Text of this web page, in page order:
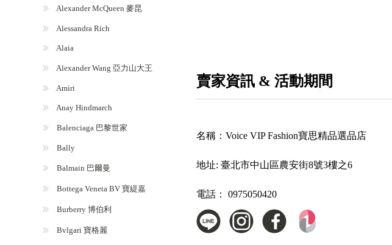
賣家資訊 & 活動期間
名稱： Voice VIP Fashion寶思精品選品店
地址: 臺北市中山區農安街8號3樓之6
電話： 0975050420
Alexander McQueen 麥昆
Alessandra Rich
Alaia
Alexander Wang 亞力山大王
Amiri
Anay Hindmarch
Balenciaga 巴黎世家
Bally
Balmain 巴爾曼
Bottega Veneta BV 寶緹嘉
Burberry 博伯利
Bvlgari 寶格麗